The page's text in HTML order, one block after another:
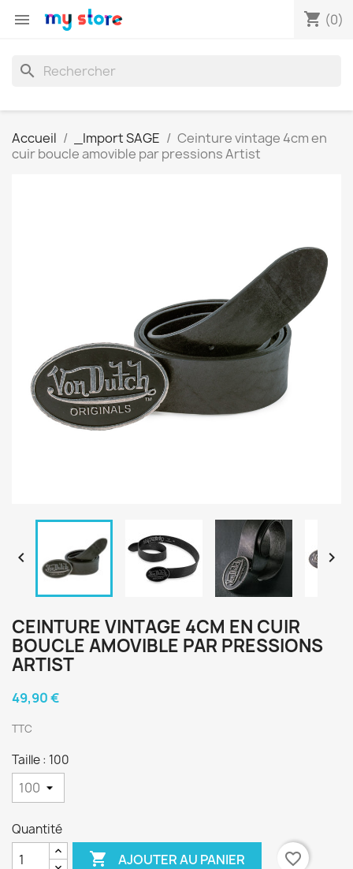
 shopping_cart (0)
search
Accueil _Import SAGE
Ceinture vintage 4cm en
cuir boucle amovible par pressions Artist
 
CEINTURE VINTAGE 4CM EN CUIR
BOUCLE AMOVIBLE PAR PRESSIONS
ARTIST
49,90 €
TTC
Taille : 100
Quantité
 AJOUTER AU PANIER favorite_border